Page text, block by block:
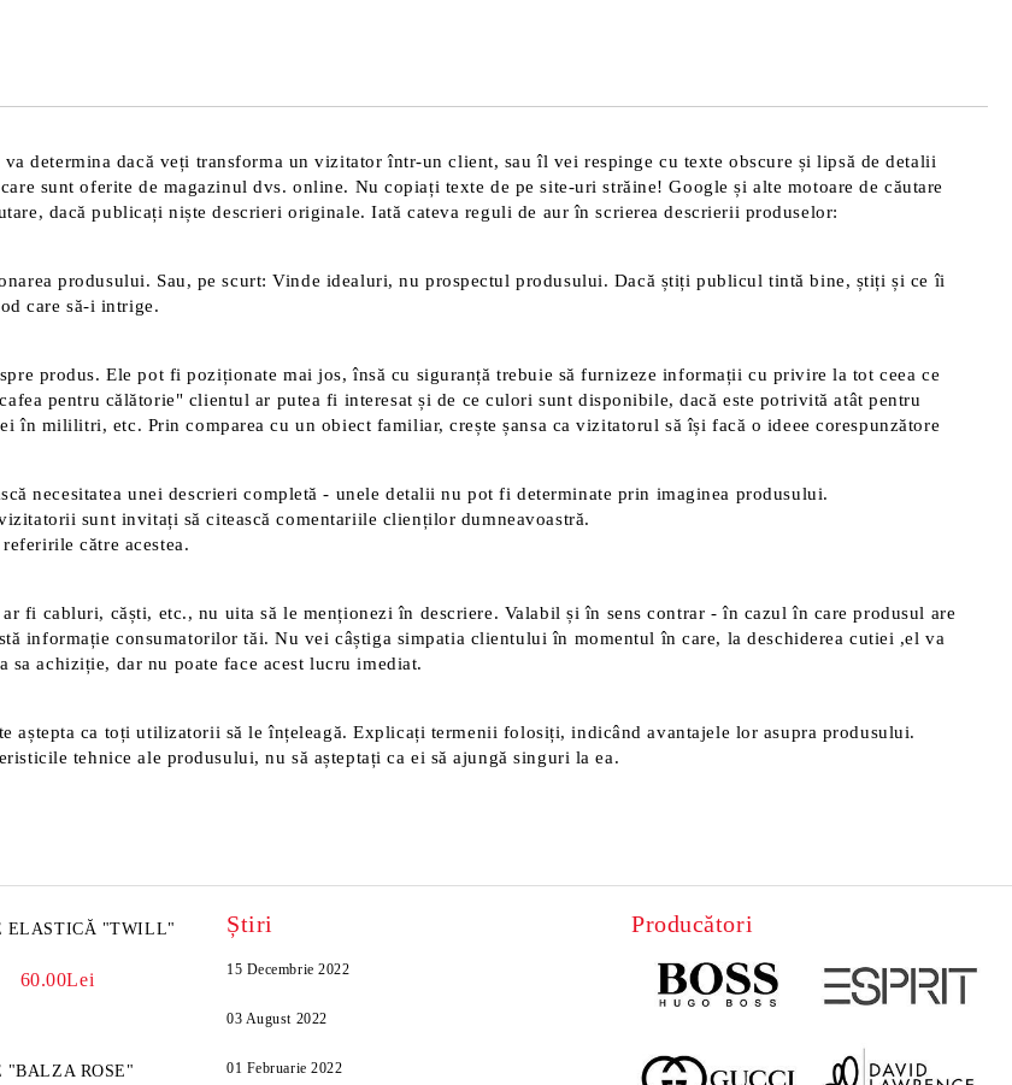
va determina dacă veți transforma un vizitator într-un client, sau îl vei respinge cu texte obscure și lipsă de detalii
sunt oferite de magazinul dvs. online. Nu copiați texte de pe site-uri străine! Google și alte motoare de căutare
dacă publicați niște descrieri originale. Iată cateva reguli de aur în scrierea descrierii produselor:
produsului. Sau, pe scurt: Vinde idealuri, nu prospectul produsului. Dacă știți publicul tintă bine, știți și ce îi
care să-i intrige.
produs. Ele pot fi poziționate mai jos, însă cu siguranță trebuie să furnizeze informații cu privire la tot ceea ce
pentru călătorie" clientul ar putea fi interesat și de ce culori sunt disponibile, dacă este potrivită atât pentru
în mililitri, etc. Prin comparea cu un obiect familiar, crește șansa ca vizitatorul să își facă o ideee corespunzătore
necesitatea unei descrieri completă - unele detalii nu pot fi determinate prin imaginea produsului.
sunt invitați să citească comentariile clienților dumneavoastră.
către acestea.
fi cabluri, căști, etc., nu uita să le menționezi în descriere. Valabil și în sens contrar - în cazul în care produsul are
informație consumatorilor tăi. Nu vei câștiga simpatia clientului în momentul în care, la deschiderea cutiei ,el va
sa achiziție, dar nu poate face acest lucru imediat.
aștepta ca toți utilizatorii să le înțeleagă. Explicați termenii folosiți, indicând avantajele lor asupra produsului.
tehnice ale produsului, nu să așteptați ca ei să ajungă singuri la ea.
ROCHIE ELASTICĂ "TWILL"
60.00Lei
ROCHIE "BALZA ROSE"
Știri
15 Decembrie 2022
03 August 2022
01 Februarie 2022
Producători